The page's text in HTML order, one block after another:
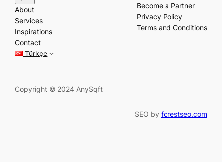
e
a
r
c
h
About
Services
Inspirations
Contact
Türkçe
Become a Partner
Privacy Policy
Terms and Conditions
Copyright © 2024 AnySqft
SEO by forestseo.com